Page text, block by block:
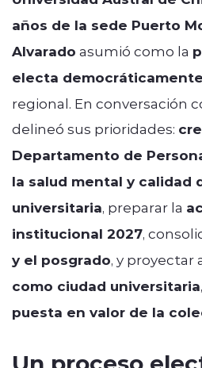
años de la sede Puerto
Alvarado asumió como la
electa democráticamente
regional. En conversación
delineó sus prioridades:
Departamento de
la salud mental y calidad
universitaria, preparar la
institucional 2027,
y el posgrado, y proyectar
como ciudad universitaria
puesta en valor de la
Un proceso